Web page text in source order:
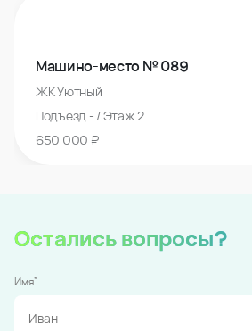
Машино-место № 089
ЖК Уютный
Подъезд - / Этаж 2
650 000 ₽
Остались вопросы?
Имя*